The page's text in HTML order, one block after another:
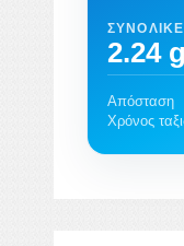
2.24
Απόσταση
Χρόνος